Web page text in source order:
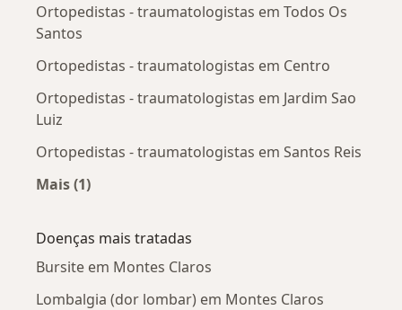
Ortopedistas - traumatologistas em Todos Os
Santos
Ortopedistas - traumatologistas em Centro
Ortopedistas - traumatologistas em Jardim Sao
Luiz
Ortopedistas - traumatologistas em Santos Reis
Mais (1)
Doenças mais tratadas
Bursite em Montes Claros
Lombalgia (dor lombar) em Montes Claros